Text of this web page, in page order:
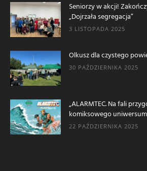
Seniorzy w akcji!
„Dojrzała segregacja”
3 LISTOPADA 2025
Olkusz dla czystego
30 PAŹDZIERNIKA 2025
„ALARMTEC. Na fali
komiksowego
22 PAŹDZIERNIKA 2025